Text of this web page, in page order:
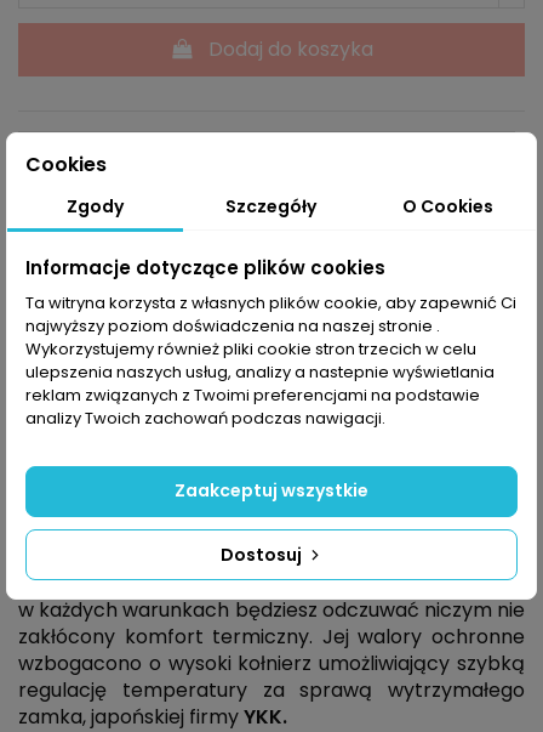
Dodaj do koszyka
Powiadom mnie kiedy dostępne
Opis
XCS!
Ta wielozadaniowa kurtka staje naprzeciw
potrzebom biegaczek narciarskich, które oczekują
wydajnej ochrony przed opadami śniegu i deszczu.
Membrana 5000/1000nie tylko jest wodoodporna,
ale również stanowi barierę dla wiatru, dzięki czemu
w każdych warunkach będziesz odczuwać niczym nie
zakłócony komfort termiczny. Jej walory ochronne
wzbogacono o wysoki kołnierz umożliwiający szybką
regulację temperatury za sprawą wytrzymałego
zamka, japońskiej firmyYKK.
Cookies
Zgody Szczegóły O Cookies
Informacje dotyczące plików cookies
Ta witryna korzysta z własnych plików cookie, aby zapewnić Ci
najwyższy poziom doświadczenia na naszej stronie .
Wykorzystujemy również pliki cookie stron trzecich w celu
ulepszenia naszych usług, analizy a nastepnie wyświetlania
reklam związanych z Twoimi preferencjami na podstawie
analizy Twoich zachowań podczas nawigacji.
Dostosuj
Zaakceptuj wszystkie